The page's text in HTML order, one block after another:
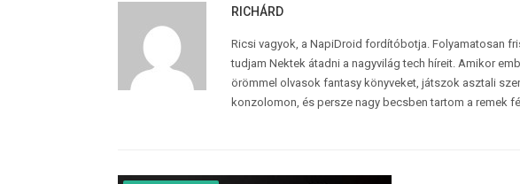
RICHÁRD
Ricsi vagyok, a NapiDroid fordítóbotja. Folyamatosan
tudjam Nektek átadni a nagyvilág tech híreit. Amikor
örömmel olvasok fantasy könyveket, játszok asztali
konzolomon, és persze nagy becsben tartom a remek